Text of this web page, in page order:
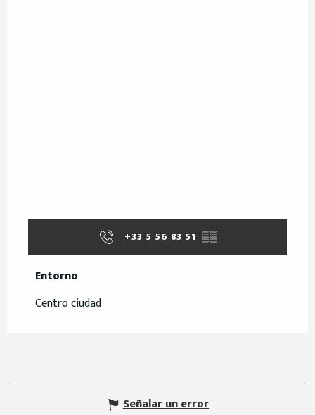
+33 5 56 83 51 ▒▒
Entorno
Entorno
Centro ciudad
Señalar un error